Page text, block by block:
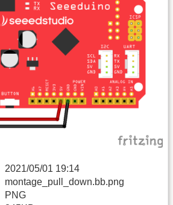
2021/05/01 19:14
montage_pull_down.bb.png
PNG